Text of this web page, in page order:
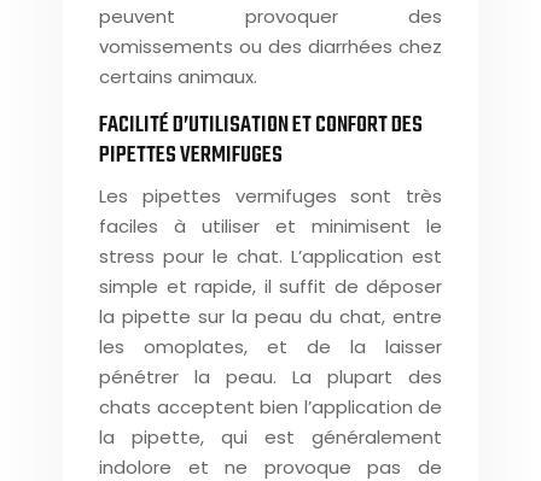
peuvent provoquer des
vomissements ou des diarrhées chez
certains animaux.
FACILITÉ D’UTILISATION ET CONFORT DES
PIPETTES VERMIFUGES
Les pipettes vermifuges sont très
faciles à utiliser et minimisent le
stress pour le chat. L’application est
simple et rapide, il suffit de déposer
la pipette sur la peau du chat, entre
les omoplates, et de la laisser
pénétrer la peau. La plupart des
chats acceptent bien l’application de
la pipette, qui est généralement
indolore et ne provoque pas de